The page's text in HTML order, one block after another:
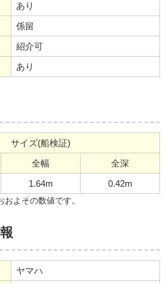
あり
係留
紹介可
あり
サイズ(船検証)
全幅
全深
1.64m 0.42m
よその数値です。
ヤマハ